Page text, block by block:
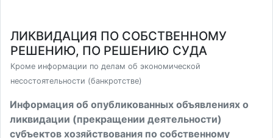
ЛИКВИДАЦИЯ ПО СОБСТВЕННОМУ
РЕШЕНИЮ, ПО РЕШЕНИЮ СУДА
Кроме информации по делам об экономической
несостоятельности (банкротстве)
Информация об опубликованных объявлениях о
ликвидации (прекращении деятельности)
субъектов хозяйствования по собственному